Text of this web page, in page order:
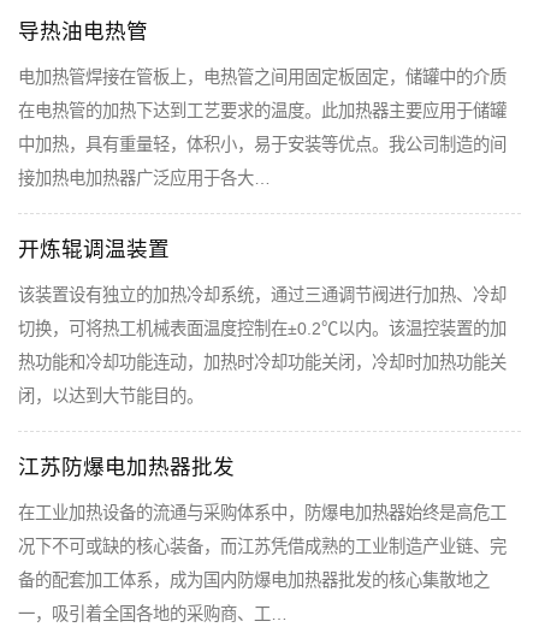
导热油电热管
电加热管焊接在管板上，电热管之间用固定板固定，储罐中的介质
在电热管的加热下达到工艺要求的温度。此加热器主要应用于储罐
中加热，具有重量轻，体积小，易于安装等优点。我公司制造的间
接加热电加热器广泛应用于各大…
开炼辊调温装置
该装置设有独立的加热冷却系统，通过三通调节阀进行加热、冷却
切换，可将热工机械表面温度控制在±0.2℃以内。该温控装置的加
热功能和冷却功能连动，加热时冷却功能关闭，冷却时加热功能关
闭，以达到大节能目的。
江苏防爆电加热器批发
在工业加热设备的流通与采购体系中，防爆电加热器始终是高危工
况下不可或缺的核心装备，而江苏凭借成熟的工业制造产业链、完
备的配套加工体系，成为国内防爆电加热器批发的核心集散地之
一，吸引着全国各地的采购商、工…